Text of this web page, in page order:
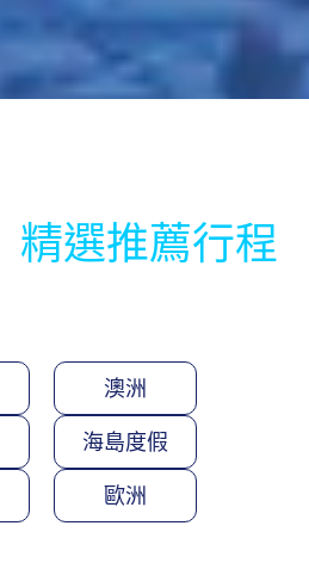
精選推薦行程
澳洲
海島度假
歐洲